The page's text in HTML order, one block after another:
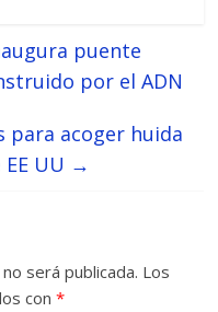
puente
por el ADN
para acoger huida
UU →
será publicada. Los
con*